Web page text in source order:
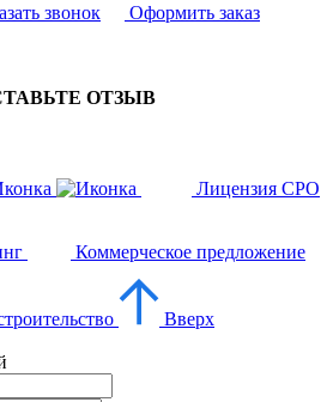
звонок
Оформить заказ
ОТЗЫВ
Лицензия СРО
Коммерческое предложение
Вверх